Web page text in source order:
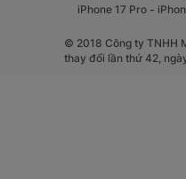
iPhone 17 Pro -
© 2018 Công ty TNHH
thay đổi lần thứ 42,